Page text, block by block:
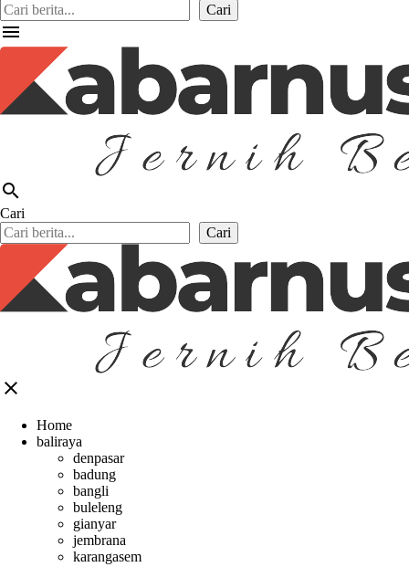
Cari
menu
search
Cari
Cari
close
Home
baliraya
denpasar
badung
bangli
buleleng
gianyar
jembrana
karangasem